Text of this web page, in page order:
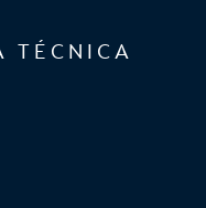
TÉCNICA